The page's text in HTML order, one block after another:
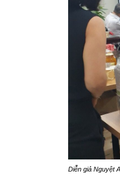
Diễn giả Nguyệt